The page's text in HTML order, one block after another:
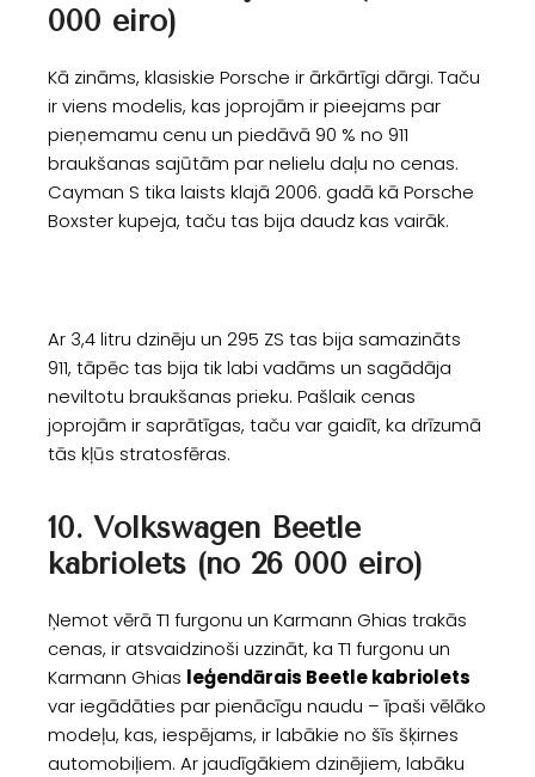
000 eiro)
Kā zināms, klasiskie Porsche ir ārkārtīgi dārgi. Taču
ir viens modelis, kas joprojām ir pieejams par
pieņemamu cenu un piedāvā 90 % no 911
braukšanas sajūtām par nelielu daļu no cenas.
Cayman S tika laists klajā 2006. gadā kā Porsche
Boxster kupeja, taču tas bija daudz kas vairāk.
Ar 3,4 litru dzinēju un 295 ZS tas bija samazināts
911, tāpēc tas bija tik labi vadāms un sagādāja
neviltotu braukšanas prieku. Pašlaik cenas
joprojām ir saprātīgas, taču var gaidīt, ka drīzumā
tās kļūs stratosfēras.
10. Volkswagen Beetle
kabriolets (no 26 000 eiro)
Ņemot vērā T1 furgonu un Karmann Ghias trakās
cenas, ir atsvaidzinoši uzzināt, ka T1 furgonu un
Karmann Ghias leģendārais Beetle kabriolets
var iegādāties par pienācīgu naudu – īpaši vēlāko
modeļu, kas, iespējams, ir labākie no šīs šķirnes
automobiļiem. Ar jaudīgākiem dzinējiem, labāku